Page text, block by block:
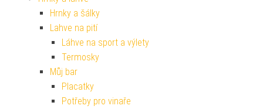
Hrnky a šálky
Lahve na pití
Láhve na sport a výlety
Termosky
Můj bar
Placatky
Potřeby pro vinaře